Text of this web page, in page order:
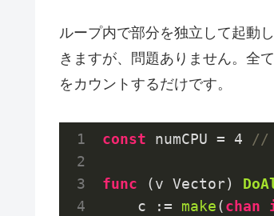
ループ内で部分を独立して起動
きますが、問題ありません。全
をカウントするだけです。
const numCPU = 4 //
func (v Vector)
    c :=
make(chan